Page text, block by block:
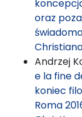
oraz
Andrzej
e la fine
koniec
Roma